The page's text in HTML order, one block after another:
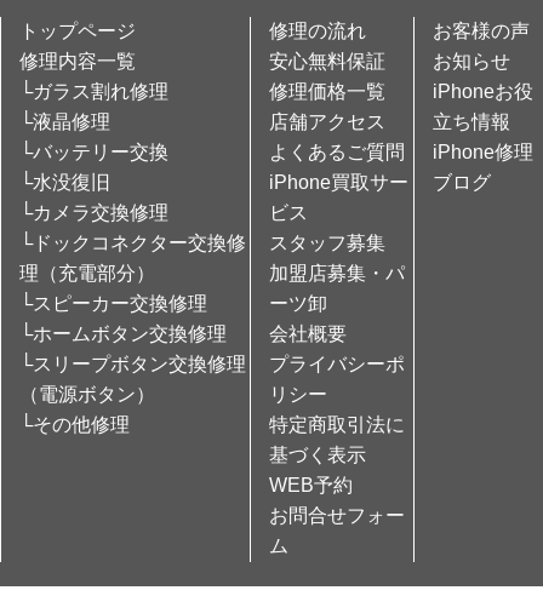
トップページ
修理内容一覧
└ガラス割れ修理
└液晶修理
└バッテリー交換
└水没復旧
└カメラ交換修理
└ドックコネクター交換修
理（充電部分）
└スピーカー交換修理
└ホームボタン交換修理
└スリープボタン交換修理
（電源ボタン）
└その他修理
修理の流れ
安心無料保証
修理価格一覧
店舗アクセス
よくあるご質問
iPhone買取サー
ビス
スタッフ募集
加盟店募集・パ
ーツ卸
会社概要
プライバシーポ
リシー
特定商取引法に
基づく表示
WEB予約
お問合せフォー
ム
お客様の声
お知らせ
iPhoneお役
立ち情報
iPhone修理
ブログ